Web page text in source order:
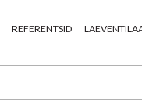
REFERENTSID